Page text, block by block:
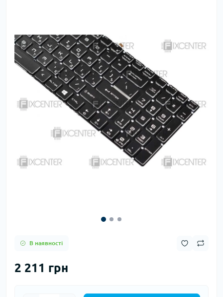
В наявності
2 211 грн